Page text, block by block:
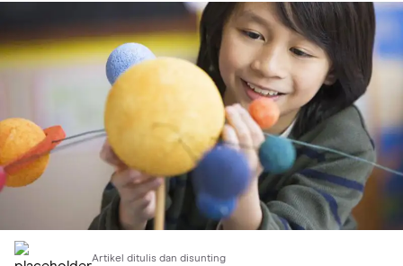
Artikel ditulis dan disunting